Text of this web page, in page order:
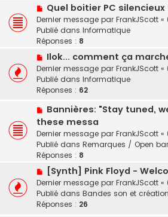
s
a
g
e
a
u
m
e
s
a
g
e
N
o
u
v
a
u
m
e
s
a
g
e
Quel boitier PC silencieux
Dernier message par FrankJScott «
Publié dans Informatique
Réponses : 8
N
o
u
v
a
u
m
e
s
s
a
g
e
Ilok... comment ça
Dernier message par FrankJScott «
Publié dans Informatique
Réponses : 62
N
o
u
v
e
a
m
e
s
Bannières: "Stay tuned,
these messa
Dernier message par FrankJScott «
Publié dans Remarques / Open bar
Réponses : 8
o
u
v
[Synth] Pink Floyd -
Dernier message par FrankJScott «
Publié dans Bandes son et
Réponses : 26